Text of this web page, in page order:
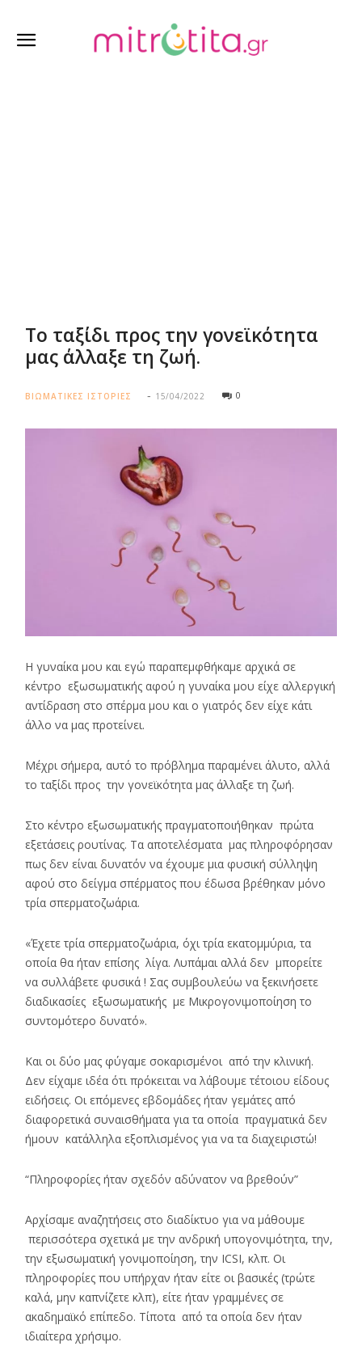
Το ταξίδι προς την γονεϊκότητα
μας άλλαξε τη ζωή.
ΒΙΩΜΑΤΙΚΕΣ ΙΣΤΟΡΙΕΣ 15/04/2022 0
Η γυναίκα μου και εγώ παραπεμφθήκαμε αρχικά σε
κέντρο εξωσωματικής αφού η γυναίκα μου είχε αλλεργική
αντίδραση στο σπέρμα μου και ο γιατρός δεν είχε κάτι
άλλο να μας προτείνει.
Μέχρι σήμερα, αυτό το πρόβλημα παραμένει άλυτο, αλλά
το ταξίδι προς την γονεϊκότητα μας άλλαξε τη ζωή.
Στο κέντρο εξωσωματικής πραγματοποιήθηκαν πρώτα
εξετάσεις ρουτίνας. Τα αποτελέσματα μας πληροφόρησαν
πως δεν είναι δυνατόν να έχουμε μια φυσική σύλληψη
αφού στο δείγμα σπέρματος που έδωσα βρέθηκαν μόνο
τρία σπερματοζωάρια.
«Έχετε τρία σπερματοζωάρια, όχι τρία εκατομμύρια, τα
οποία θα ήταν επίσης λίγα. Λυπάμαι αλλά δεν μπορείτε
να συλλάβετε φυσικά ! Σας συμβουλεύω να ξεκινήσετε
διαδικασίες εξωσωματικής με Μικρογονιμοποίηση το
συντομότερο δυνατό».
Και οι δύο μας φύγαμε σοκαρισμένοι από την κλινική.
Δεν είχαμε ιδέα ότι πρόκειται να λάβουμε τέτοιου είδους
ειδήσεις. Οι επόμενες εβδομάδες ήταν γεμάτες από
διαφορετικά συναισθήματα για τα οποία πραγματικά δεν
ήμουν κατάλληλα εξοπλισμένος για να τα διαχειριστώ!
“Πληροφορίες ήταν σχεδόν αδύνατον να βρεθούν”
Αρχίσαμε αναζητήσεις στο διαδίκτυο για να μάθουμε
περισσότερα σχετικά με την ανδρική υπογονιμότητα, την,
την εξωσωματική γονιμοποίηση, την ICSI, κλπ. Οι
πληροφορίες που υπήρχαν ήταν είτε οι βασικές (τρώτε
καλά, μην καπνίζετε κλπ), είτε ήταν γραμμένες σε
ακαδημαϊκό επίπεδο. Τίποτα από τα οποία δεν ήταν
ιδιαίτερα χρήσιμο.